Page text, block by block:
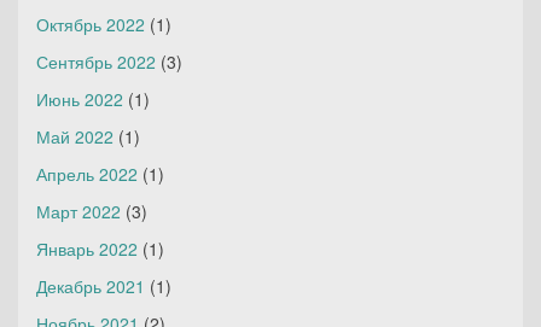
Октябрь 2022 (1)
Сентябрь 2022 (3)
Июнь 2022 (1)
Май 2022 (1)
Апрель 2022 (1)
Март 2022 (3)
Январь 2022 (1)
Декабрь 2021 (1)